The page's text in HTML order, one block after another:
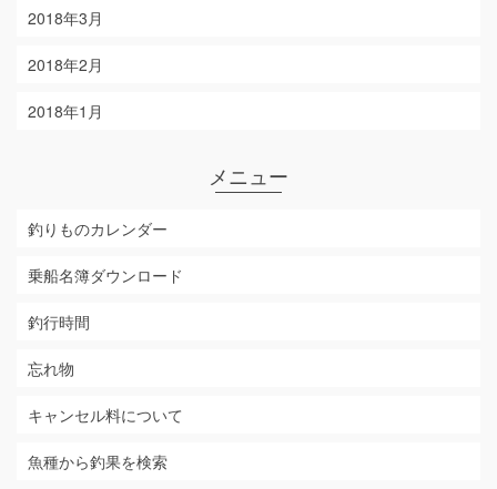
2018年3月
2018年2月
2018年1月
メニュー
釣りものカレンダー
乗船名簿ダウンロード
釣行時間
忘れ物
キャンセル料について
魚種から釣果を検索